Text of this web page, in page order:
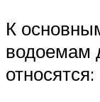
К
водоемам
относятся: